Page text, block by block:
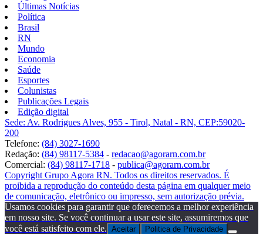
Últimas Notícias
Política
Brasil
RN
Mundo
Economia
Saúde
Esportes
Colunistas
Publicações Legais
Edição digital
Sede: Av. Rodrigues Alves, 955 - Tirol, Natal - RN, CEP:59020-
200
Telefone: (84) 3027-1690
Redação: (84) 98117-5384 - redacao@agorarn.com.br
Comercial: (84) 98117-1718 - publica@agorarn.com.br
Copyright Grupo Agora RN. Todos os direitos reservados. É
proibida a reprodução do conteúdo desta página em qualquer meio
de comunicação, eletrônico ou impresso, sem autorização prévia.
Usamos cookies para garantir que oferecemos a melhor experiência
em nosso site. Se você continuar a usar este site, assumiremos que
você está satisfeito com ele. Aceitar Politica de Privacidade